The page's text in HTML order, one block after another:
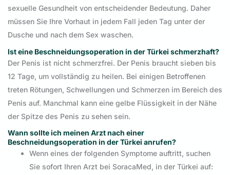
sexuelle Gesundheit von entscheidender Bedeutung. Daher
müssen Sie Ihre Vorhaut in jedem Fall jeden Tag unter der
Dusche und nach dem Sex waschen.
Ist eine Beschneidungsoperation in der Türkei schmerzhaft?
Der Penis ist nicht schmerzfrei. Der Penis braucht sieben bis
12 Tage, um vollständig zu heilen. Bei einigen Betroffenen
treten Rötungen, Schwellungen und Schmerzen im Bereich des
Penis auf. Manchmal kann eine gelbe Flüssigkeit in der Nähe
der Spitze des Penis zu sehen sein.
Wann sollte ich meinen Arzt nach einer
Beschneidungsoperation in der Türkei anrufen?
Wenn eines der folgenden Symptome auftritt, suchen
Sie sofort Ihren Arzt bei SoracaMed, in der Türkei auf: